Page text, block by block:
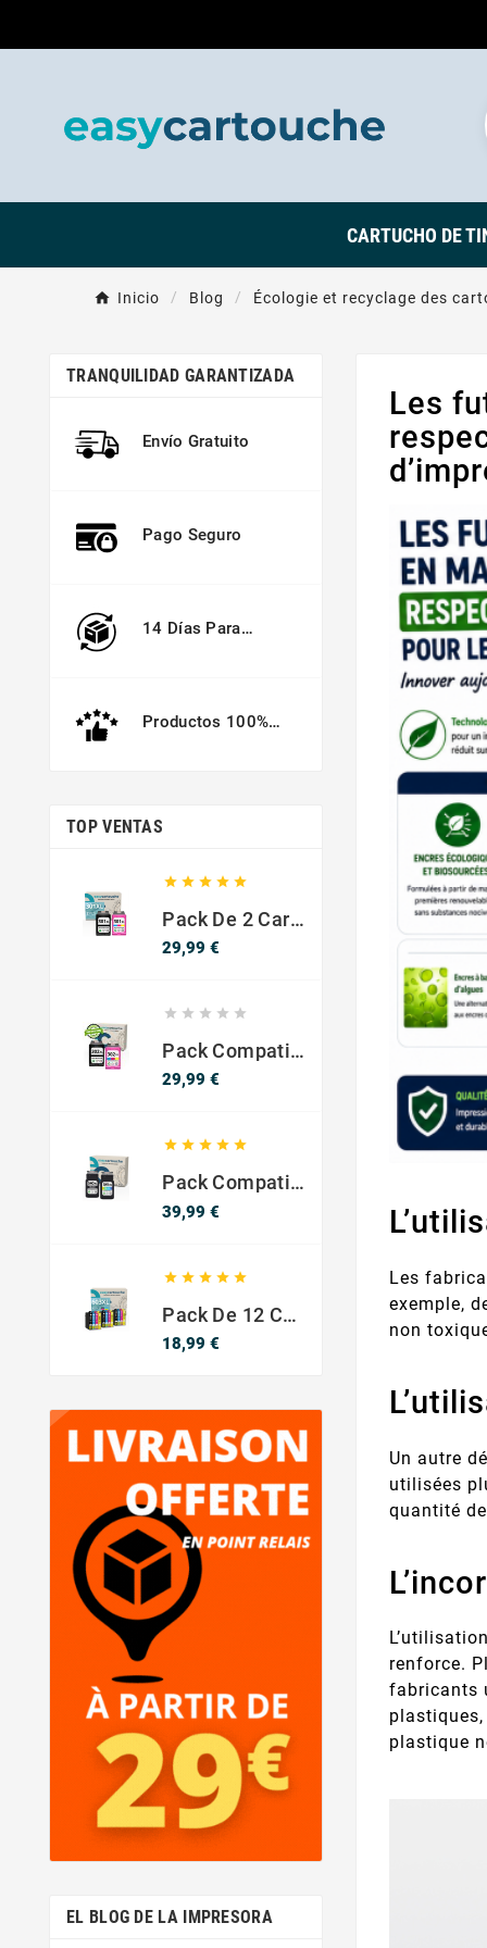
CARTUCHO DE
Inicio Blog Écologie et recyclage des
TRANQUILIDAD GARANTIZADA
Envío Gratuito
Pago Seguro
14 Días Para
Productos 100%
TOP VENTAS
    
Pack De 2 Cartuchos Compatibles Con HP 301 XL Negro Y Color
29,99 €
    
Pack Compatible Con HP 302 XL Negro Y Color - SIN NIVEL DE TINTA
29,99 €
    
Pack Compatible Canon PG-540 XL / CL-541 XL ? Negro Y Color ? Alta Capacidad
39,99 €
    
Pack De 12 Cartuchos Compatibles EPSON 603XL
18,99 €
EL BLOG DE LA IMPRESORA
Les
Les
exemple,
non
Un autre
utilisées
quantité
renforce.
fabricants
plastique